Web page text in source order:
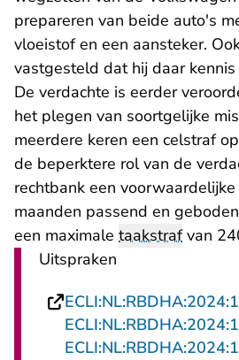
prepareren van beide auto's
vloeistof en een aansteker.
vastgesteld dat hij daar
De verdachte is eerder
het plegen van soortgelijke
meerdere keren een celstraf
de beperktere rol van de
rechtbank een
maanden passend en
een maximale taakstrafvan
Uitspraken